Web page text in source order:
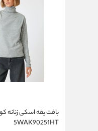
5WAK90251HT